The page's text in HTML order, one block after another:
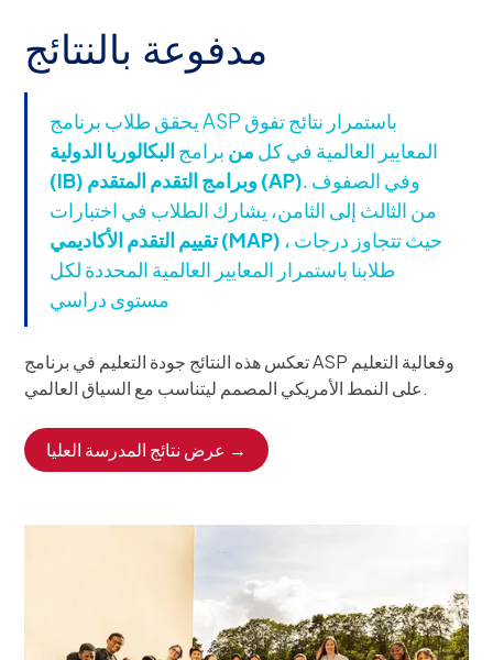
مدفوعة بالنتائج
يحقق طلاب برنامج ASP باستمرار نتائج تفوق
المعايير العالمية في كل من برامج البكالوريا الدولية
(IB) وبرامج التقدم المتقدم (AP). وفي الصفوف
من الثالث إلى الثامن، يشارك الطلاب في اختبارات
تقييم التقدم الأكاديمي (MAP) ، حيث تتجاوز درجات
طلابنا باستمرار المعايير العالمية المحددة لكل
مستوى دراسي
تعكس هذه النتائج جودة التعليم في برنامج ASP وفعالية التعليم
على النمط الأمريكي المصمم ليتناسب مع السياق العالمي.
عرض نتائج المدرسة العليا →